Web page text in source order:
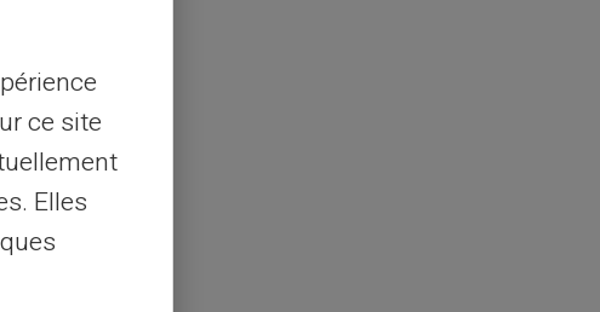
ce site
Elles